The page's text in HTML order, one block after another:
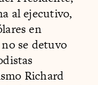
al ejecutivo,
en
se detuvo
Richard